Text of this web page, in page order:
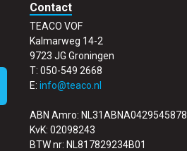
Contact
TEACO VOF
Kalmarweg 14-2
9723 JG Groningen
T: 050-549 2668
E: info@teaco.nl
ABN Amro: NL31ABNA0429545878
KvK: 02098243
BTW nr: NL817829234B01